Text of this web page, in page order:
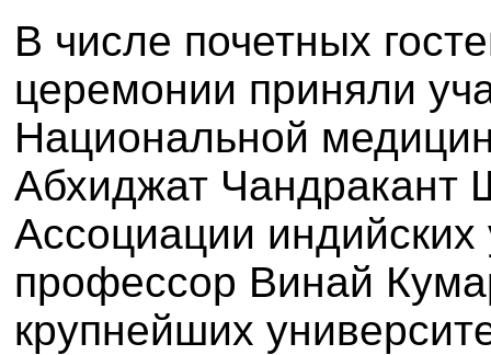
В числе почетных
церемонии приняли
Национальной
Абхиджат Чандракант
Ассоциации индийских
профессор Винай
крупнейших